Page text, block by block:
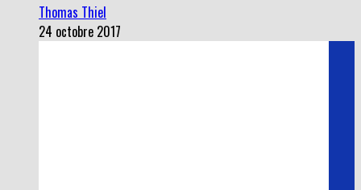
Thomas Thiel
24 octobre 2017